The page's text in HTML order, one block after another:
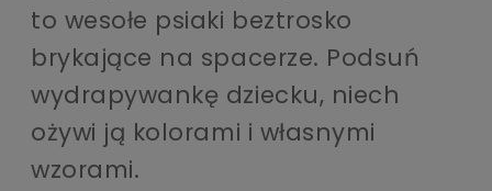
to wesołe psiaki beztrosko
brykające na spacerze. Podsuń
wydrapywankę dziecku, niech
ożywi ją kolorami i własnymi
wzorami.